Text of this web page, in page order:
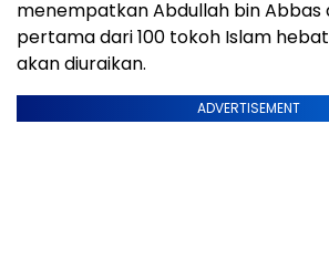
menempatkan Abdullah bin Abbas
pertama dari 100 tokoh Islam
akan diuraikan.
ADVERTISEMENT